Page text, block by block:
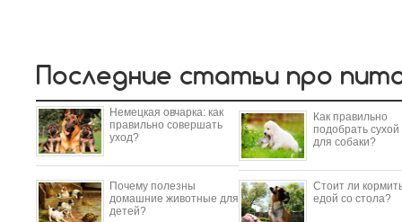
Последние статьи про
Немецкая овчарка: как
правильно совершать
уход?
Как правильно
подобрать сухой
для собаки?
Почему полезны
домашние животные для
детей?
Стоит ли
едой со стола?